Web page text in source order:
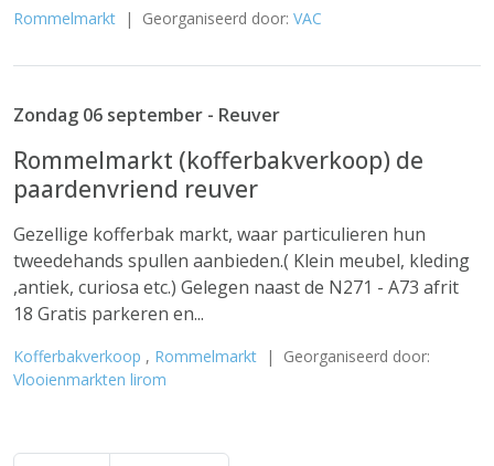
Rommelmarkt | Georganiseerd door: VAC
Zondag 06 september - Reuver
Rommelmarkt (kofferbakverkoop) de
paardenvriend reuver
Gezellige kofferbak markt, waar particulieren hun
tweedehands spullen aanbieden.( Klein meubel, kleding
,antiek, curiosa etc.) Gelegen naast de N271 - A73 afrit
18 Gratis parkeren en...
Kofferbakverkoop , Rommelmarkt | Georganiseerd door:
Vlooienmarkten lirom